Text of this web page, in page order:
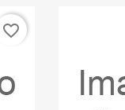
favorite_border